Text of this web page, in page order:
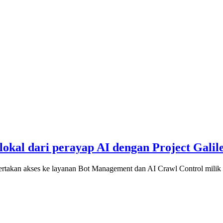
dari perayap AI dengan Project
akses ke layanan Bot Management dan AI Crawl Control